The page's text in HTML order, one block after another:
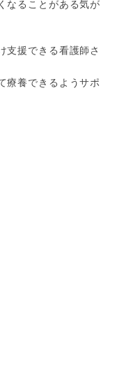
なることがある気が
支援できる看護師さ
療養できるようサポ